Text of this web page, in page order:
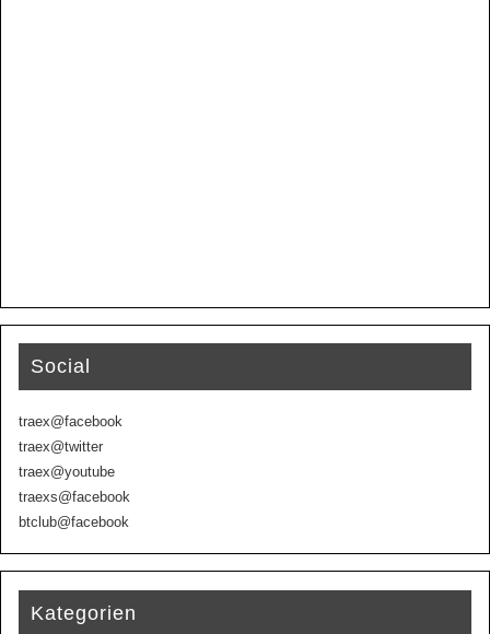
Social
traex@facebook
traex@twitter
traex@youtube
traexs@facebook
btclub@facebook
Kategorien